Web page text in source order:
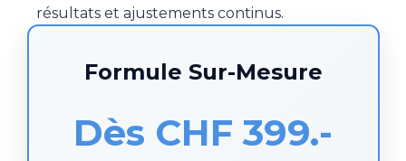
résultats et ajustements continus.
Formule Sur-Mesure
Dès CHF 399.-